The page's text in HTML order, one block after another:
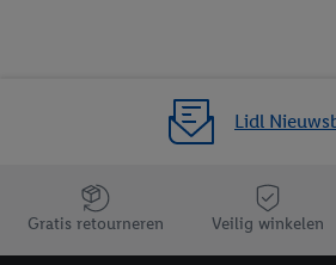
Lidl
Jouw voordelen bij ons als Lidl
Gratis retourneren Veilig winkelen